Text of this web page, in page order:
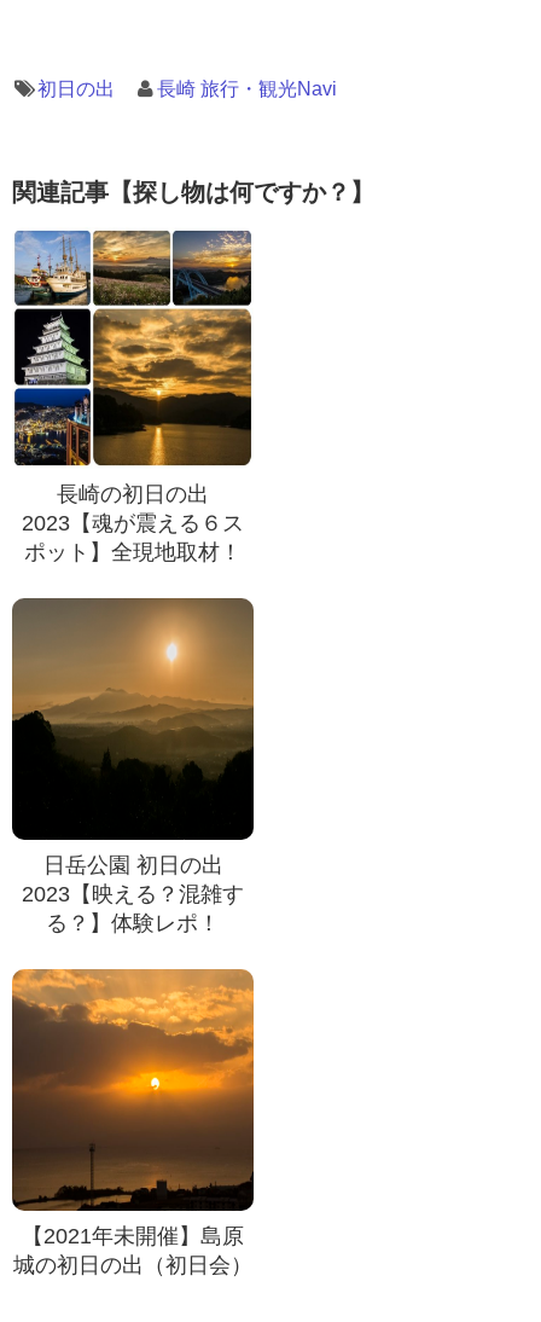
初日の出 長崎 旅行・観光Navi
関連記事【探し物は何ですか？】
長崎の初日の出
2023【魂が震える６ス
ポット】全現地取材！
日岳公園 初日の出
2023【映える？混雑す
る？】体験レポ！
【2021年未開催】島原
城の初日の出（初日会）